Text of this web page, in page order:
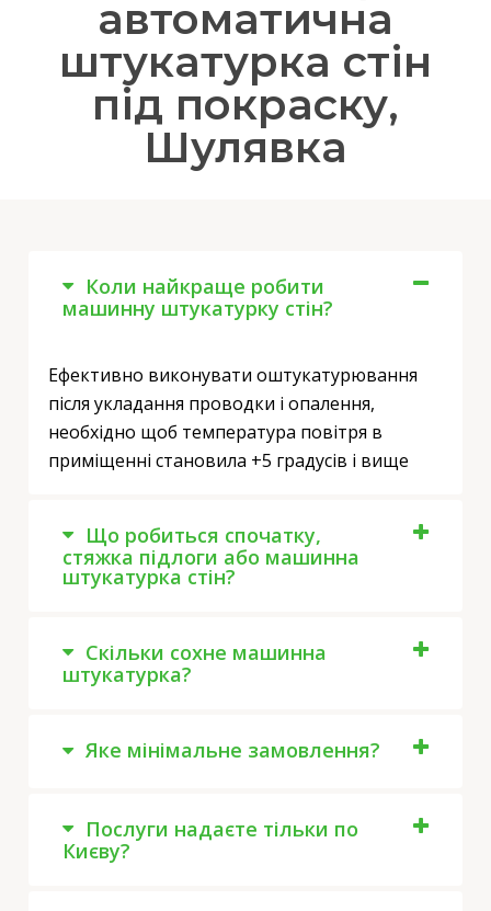
автоматична
штукатурка стін
під покраску,
Шулявка
Коли найкраще робити
машинну штукатурку стін?
Ефективно виконувати оштукатурювання
після укладання проводки і опалення,
необхідно щоб температура повітря в
приміщенні становила +5 градусів і вище
Що робиться спочатку,
стяжка підлоги або машинна
штукатурка стін?
Скільки сохне машинна
штукатурка?
Яке мінімальне замовлення?
Послуги надаєте тільки по
Києву?